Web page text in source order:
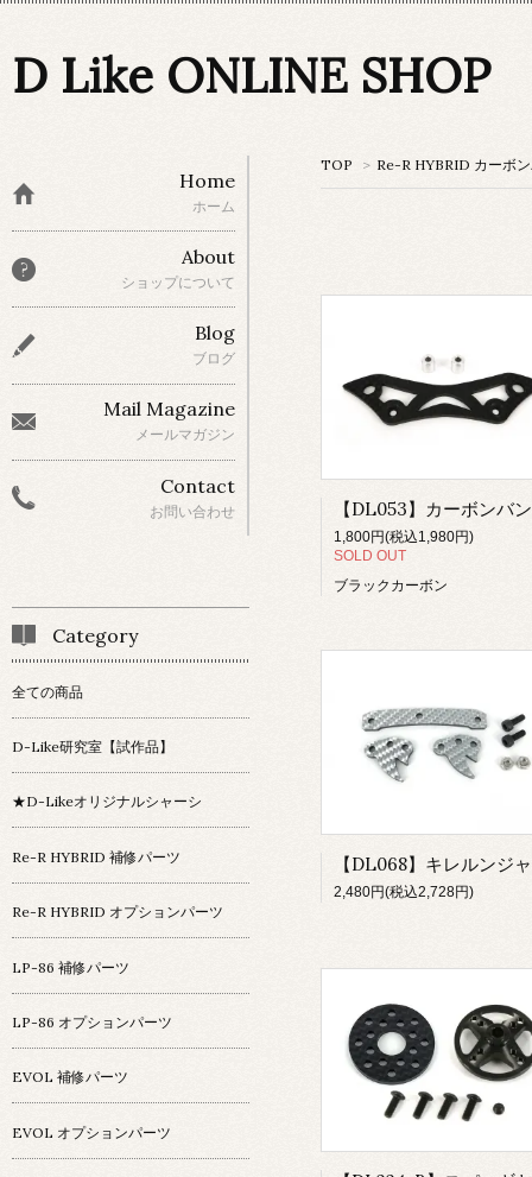
D Like ONLINE SHOP
TOP > Re-R HYBRID カーボ
1,800円(税込1,980円)
SOLD OUT
ブラックカーボン
2,480円(税込2,728円)
Home
ホーム
About
ショップについて
Blog
ブログ
Mail Magazine
メールマガジン
Contact
お問い合わせ
Category
全ての商品
D-Like研究室【試作品】
★D-Likeオリジナルシャーシ
Re-R HYBRID 補修パーツ
Re-R HYBRID オプションパーツ
LP-86 補修パーツ
LP-86 オプションパーツ
EVOL 補修パーツ
EVOL オプションパーツ